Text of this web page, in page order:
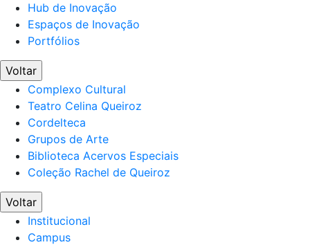
Hub de Inovação
Espaços de Inovação
Portfólios
Voltar
Complexo Cultural
Teatro Celina Queiroz
Cordelteca
Grupos de Arte
Biblioteca Acervos Especiais
Coleção Rachel de Queiroz
Voltar
Institucional
Campus